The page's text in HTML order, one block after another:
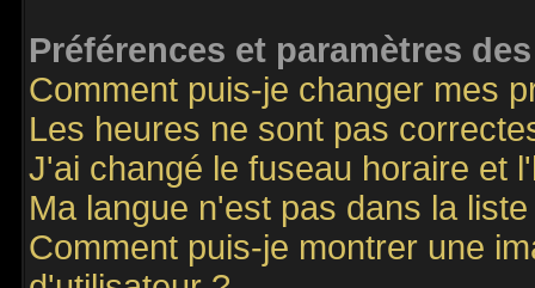
Préférences et paramètres
Comment puis-je changer mes
Les heures ne sont pas
J'ai changé le fuseau horaire et
Ma langue n'est pas dans la liste
Comment puis-je montrer une